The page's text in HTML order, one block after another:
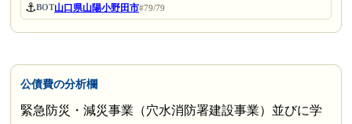
⚓BOT山口県山陽小野田市#79/79
公債費の分析欄
緊急防災・減災事業（穴水消防署建設事業）並びに学